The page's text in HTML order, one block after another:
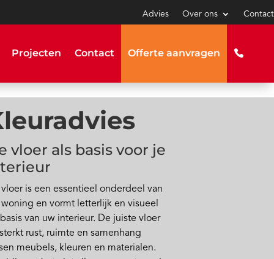
Advies Over ons Contact
Projecten Contact Offerte aanvragen
vloer als basis voor je
is een essentieel onderdeel van
en vormt letterlijk en visueel
van uw interieur. De juiste vloer
rust, ruimte en samenhang
meubels, kleuren en materialen.